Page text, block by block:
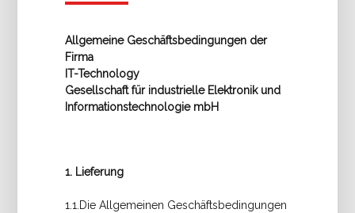
Allgemeine Geschäftsbedingungen der
Firma
IT-Technology
Gesellschaft für industrielle Elektronik und
Informationstechnologie mbH
1. Lieferung
1.1.Die Allgemeinen Geschäftsbedingungen